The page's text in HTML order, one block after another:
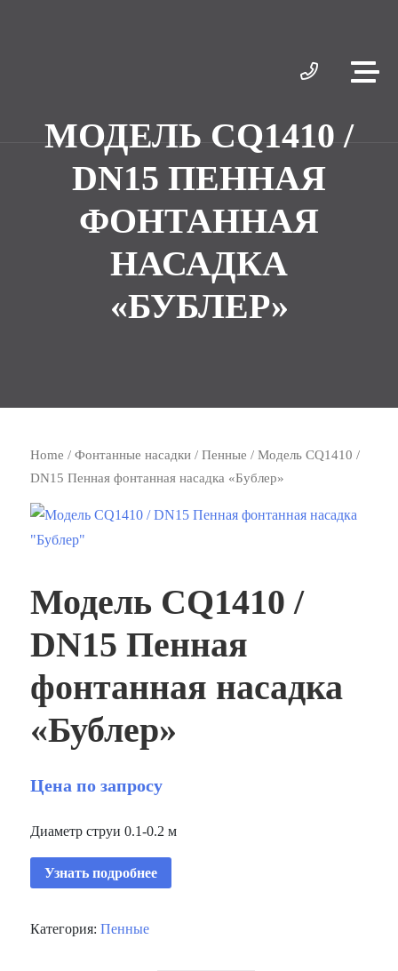
МОДЕЛЬ CQ1410 /
DN15 ПЕННАЯ
ФОНТАННАЯ
НАСАДКА
«БУБЛЕР»
Home /Фонтанные насадки /Пенные / Модель CQ1410 /
DN15 Пенная фонтанная насадка «Бублер»
Модель CQ1410 /
DN15 Пенная
фонтанная насадка
«Бублер»
Цена по запросу
Диаметр струи 0.1-0.2 м
Узнать подробнее
Категория:Пенные